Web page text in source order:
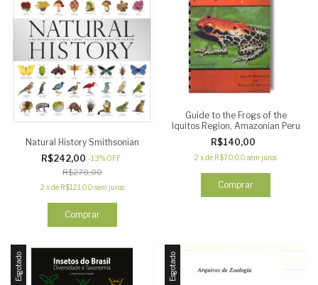
Natural History Smithsonian
R$242,00 -13% OFF
R$278,00
2 xde R$121,00 sem juros
Comprar
Guide to the Frogs of the
Iquitos Region, Amazonian Peru
R$140,00
2 xde R$70,00 sem juros
Comprar
Esgotado Esgotado